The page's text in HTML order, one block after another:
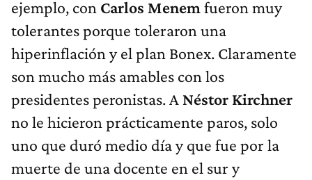
ejemplo, con Carlos Menem fueron muy
tolerantes porque toleraron una
hiperinflación y el plan Bonex. Claramente
son mucho más amables con los
presidentes peronistas. A Néstor Kirchner
no le hicieron prácticamente paros, solo
uno que duró medio día y que fue por la
muerte de una docente en el sur y